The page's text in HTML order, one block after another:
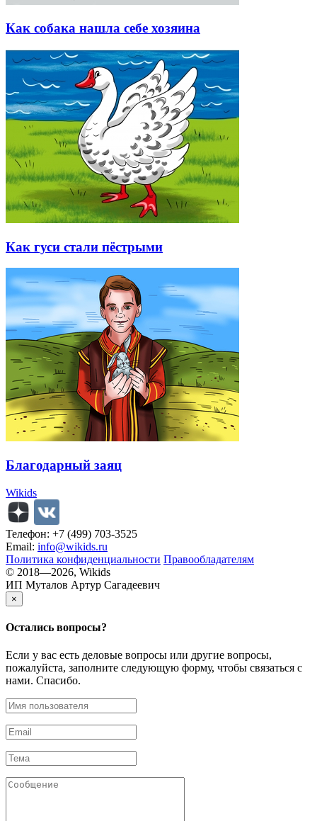
Как собака нашла себе хозяина
Как гуси стали пёстрыми
Благодарный заяц
Wikids
Телефон: +7 (499) 703-3525
Email: info@wikids.ru
Политика конфиденциальности Правообладателям
© 2018—2026, Wikids
ИП Муталов Артур Сагадеевич
×
Остались вопросы?
Если у вас есть деловые вопросы или другие вопросы,
пожалуйста, заполните следующую форму, чтобы связаться с
нами. Спасибо.